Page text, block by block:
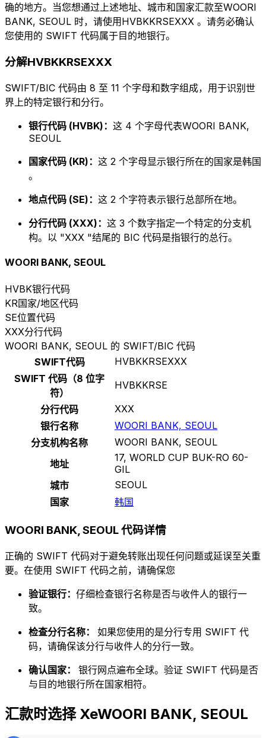
确的地方。当您想通过上述地址、城市和国家汇款至WOORI
BANK, SEOUL 时，请使用HVBKKRSEXXX 。请务必确认
您使用的 SWIFT 代码属于目的地银行。
分解HVBKKRSEXXX
SWIFT/BIC 代码由 8 至 11 个字母和数字组成，用于识别世
界上的特定银行和分行。
银行代码 (HVBK)： 这 4 个字母代表WOORI BANK,
SEOUL
国家代码 (KR)： 这 2 个字母显示银行所在的国家是韩国
。
地点代码 (SE)： 这 2 个字符表示银行总部所在地。
分行代码 (XXX)： 这 3 个数字指定一个特定的分支机
构。以 "XXX "结尾的 BIC 代码是指银行的总行。
WOORI BANK, SEOUL
HVBK银行代码
KR国家/地区代码
SE位置代码
XXX分行代码
WOORI BANK, SEOUL 的 SWIFT/BIC 代码
SWIFT代码
HVBKKRSEXXX
SWIFT 代码（8 位字
符）
HVBKKRSE
分行代码
XXX
银行名称
WOORI BANK, SEOUL
分支机构名称
WOORI BANK, SEOUL
地址
17, WORLD CUP BUK-RO 60-
GIL
城市
SEOUL
国家
韩国
WOORI BANK, SEOUL 代码详情
正确的 SWIFT 代码对于避免转账出现任何问题或延误至关重
要。在使用 SWIFT 代码之前，请确保您
验证银行： 仔细检查银行名称是否与收件人的银行一
致。
检查分行名称： 如果您使用的是分行专用 SWIFT 代
码，请确保该分行与收件人的分行一致。
确认国家： 银行网点遍布全球。验证 SWIFT 代码是否
与目的地银行所在国家相符。
汇款时选择 XeWOORI BANK, SEOUL